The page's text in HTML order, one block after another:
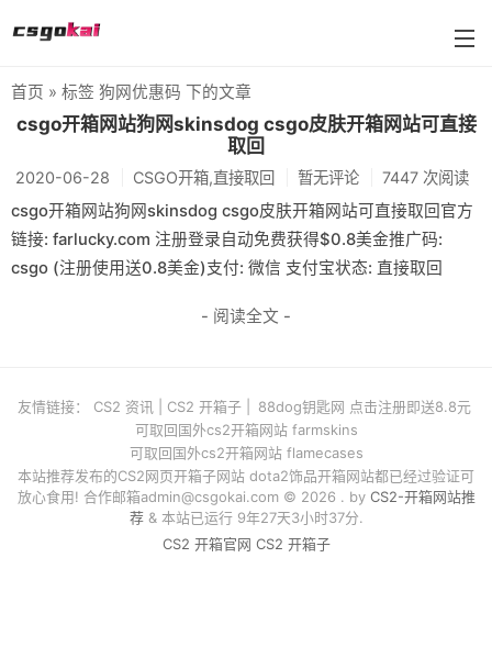
BUFF武器箱大全
farmskins
88dog
flamecases
首页 » 标签 狗网优惠码 下的文章
csgo开箱网站狗网skinsdog csgo皮肤开箱网站可直接
取回
2020-06-28 CSGO开箱,直接取回 暂无评论 7447 次阅读
csgo开箱网站狗网skinsdog csgo皮肤开箱网站可直接取回官方
链接: farlucky.com 注册登录自动免费获得$0.8美金推广码:
csgo (注册使用送0.8美金)支付: 微信 支付宝状态: 直接取回
- 阅读全文 -
友情链接： CS2 资讯 CS2 开箱子
88dog钥匙网 点击注册即送8.8元
可取回国外cs2开箱网站 farmskins
可取回国外cs2开箱网站 flamecases
本站推荐发布的CS2网页开箱子网站 dota2饰品开箱网站都已经过验证可
放心食用! 合作邮箱admin@csgokai.com© 2026 . by CS2-开箱网站推
荐& 本站已运行 9年27天3小时37分.
CS2 开箱官网 CS2 开箱子